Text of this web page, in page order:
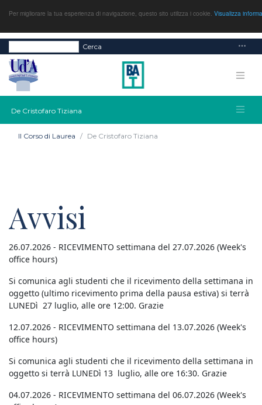
Per migliorare la tua esperienza di navigazione, questo sito utilizza i cookie. Visualizza
Cerca
De Cristofaro Tiziana
Il Corso di Laurea De Cristofaro Tiziana
Avvisi
26.07.2026 - RICEVIMENTO settimana del 27.07.2026 (Week's
office hours)
Si comunica agli studenti che il ricevimento della settimana in
oggetto (ultimo ricevimento prima della pausa estiva) si terrà
LUNEDì 27 luglio, alle ore 12:00. Grazie
12.07.2026 - RICEVIMENTO settimana del 13.07.2026 (Week's
office hours)
Si comunica agli studenti che il ricevimento della settimana in
oggetto si terrà LUNEDì 13 luglio, alle ore 16:30. Grazie
04.07.2026 - RICEVIMENTO settimana del 06.07.2026 (Week's